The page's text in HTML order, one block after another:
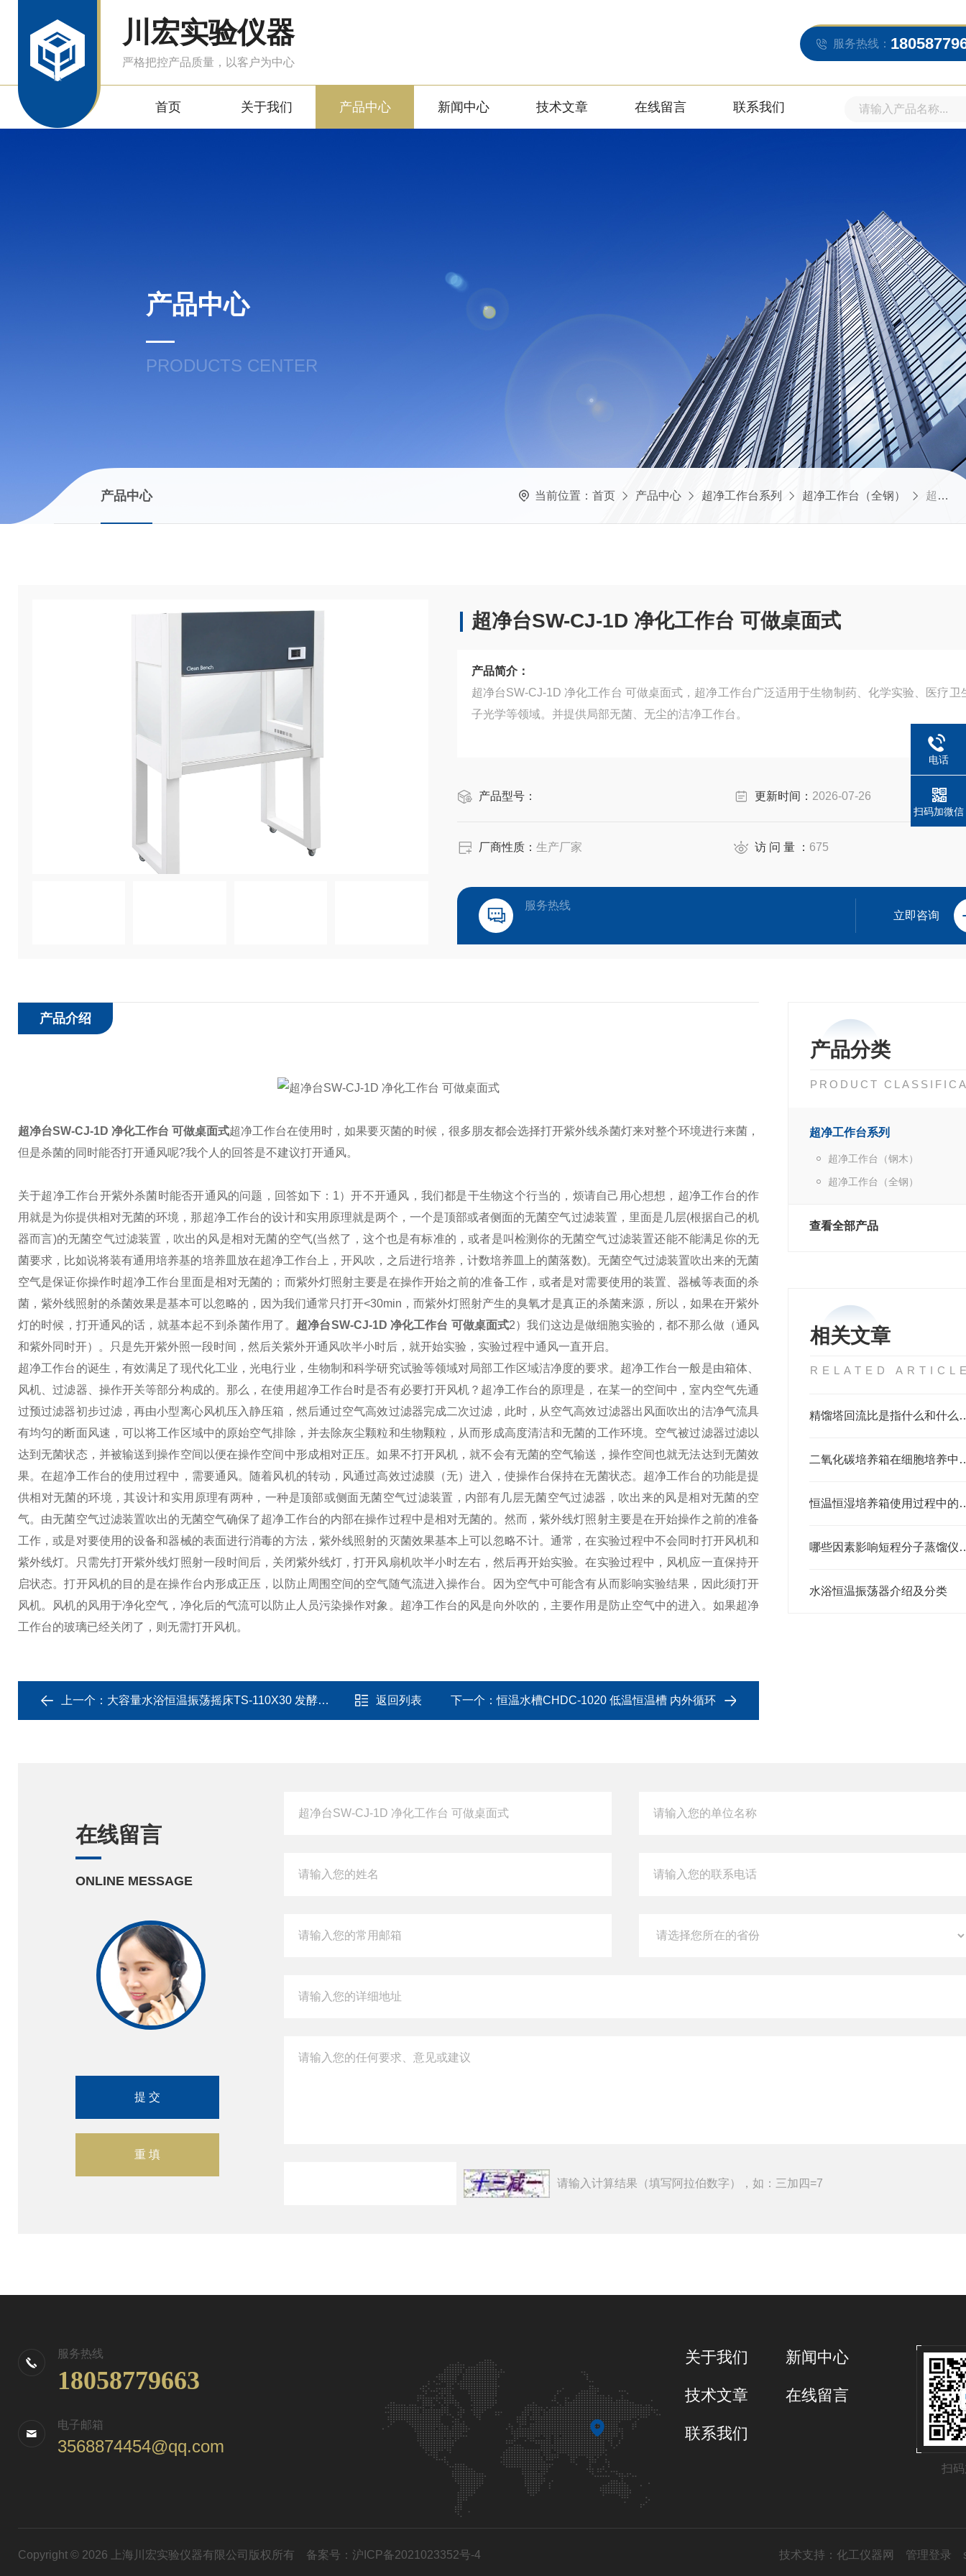
川宏实验仪器
严格把控产品质量，以客户为中心
服务热线：
首页 关于我们 产品中心 新闻中心 技术文章 在线留言 联系我们
产品中心
PRODUCTS CENTER
产品中心 当前位置： 首页 产品中心 超净工作台系列 超净工作台（全钢） 超净台SW-CJ-1D 净化工作台 可做桌面式
超净台SW-CJ-1D 净化工作台 可做桌面式
产品简介：
超净台SW-CJ-1D 净化工作台 可做桌面式，超净工作台广泛适用于生物制药、化学实验、医疗卫
子光学等领域。并提供局部无菌、无尘的洁净工作台。
产品型号： 更新时间： 2026-07-26
厂商性质： 生产厂家 访 问 量 ： 675
服务热线
立即咨询
产品分类
PRODUCT
超净工作台系列
超净工作台（钢木）
超净工作台（全钢）
查看全部产品
相关文章
RELATED
精馏塔回流
二氧化碳培养
恒温恒湿培养箱使用
哪些因素影响短
水浴恒温振荡器介绍及分类
产品介绍
超净台SW-CJ-1D 净化工作台 可做桌面式超净工作台在使用时，如果要灭菌的时候，很多朋友都会选择打开紫外线杀菌灯来对整个环境进行来菌，
但是杀菌的同时能否打开通风呢?我个人的回答是不建议打开通风。
关于超净工作台开紫外杀菌时能否开通风的问题，回答如下： 1）开不开通风，我们都是干生物这个行当的，烦请自己用心想想，超净工作台的作
用就是为你提供相对无菌的环境，那超净工作台的设计和实用原理就是两个，一个是顶部或者侧面的无菌空气过滤装置，里面是几层(根据自己的机
器而言)的无菌空气过滤装置，吹出的风是相对无菌的空气(当然了，这个也是有标准的，或者是叫检测你的无菌空气过滤装置还能不能满足你的无
菌要求，比如说将装有通用培养基的培养皿放在超净工作台上，开风吹，之后进行培养，计数培养皿上的菌落数)。无菌空气过滤装置吹出来的无菌
空气是保证你操作时超净工作台里面是相对无菌的；而紫外灯照射主要是在操作开始之前的准备工作，或者是对需要使用的装置、器械等表面的杀
菌，紫外线照射的杀菌效果是基本可以忽略的，因为我们通常只打开<30min，而紫外灯照射产生的臭氧才是真正的杀菌来源，所以，如果在开紫外
灯的时候，打开通风的话，就基本起不到杀菌作用了。 超净台SW-CJ-1D 净化工作台 可做桌面式2）我们这边是做细胞实验的，都不那么做（通风
和紫外同时开）。
只是先开紫外照一段时间，然后关紫外开通风吹半小时后，就开始实验，实验过程中通风一直开启。
超净工作台的诞生，有效满足了现代化工业，光电行业，生物制和科学研究试验等领域对局部工作区域洁净度的要求。超净工作台一般是由箱体、
风机、过滤器、操作开关等部分构成的。那么，在使用超净工作台时是否有必要打开风机？ 超净工作台的原理是，在某一的空间中，室内空气先通
过预过滤器初步过滤，再由小型离心风机压入静压箱，然后通过空气高效过滤器完成二次过滤，此时，从空气高效过滤器出风面吹出的洁净气流具
有均匀的断面风速，可以将工作区域中的原始空气排除，并去除灰尘颗粒和生物颗粒，从而形成高度清洁和无菌的工作环境。空气被过滤器过滤以
达到无菌状态，并被输送到操作空间以便在操作空间中形成相对正压。如果不打开风机，就不会有无菌的空气输送，操作空间也就无法达到无菌效
果。在超净工作台的使用过程中，需要通风。随着风机的转动，风通过高效过滤膜（无）进入，使操作台保持在无菌状态。超净工作台的功能是提
供相对无菌的环境，其设计和实用原理有两种，一种是顶部或侧面无菌空气过滤装置，内部有几层无菌空气过滤器，吹出来的风是相对无菌的空
气。由无菌空气过滤装置吹出的无菌空气确保了超净工作台的内部在操作过程中是相对无菌的。 然而，紫外线灯照射主要是在开始操作之前的准备
工作，或是对要使用的设备和器械的表面进行消毒的方法，紫外线照射的灭菌效果基本上可以忽略不计。通常，在实验过程中不会同时打开风机和
紫外线灯。只需先打开紫外线灯照射一段时间后，关闭紫外线灯，打开风扇机吹半小时左右，然后再开始实验。在实验过程中，风机应一直保持开
启状态。打开风机的目的是在操作台内形成正压，以防止周围空间的空气随气流进入操作台。因为空气中可能含有从而影响实验结果，因此须打开
风机。风机的风用于净化空气，净化后的气流可以防止人员污染操作对象。 超净工作台的风是向外吹的，主要作用是防止空气中的进入。如果超净
工作台的玻璃已经关闭了，则无需打开风机。
上一个： 大容量水浴恒温振荡摇床TS-110X30 发酵杂交 返回列表 下一个：恒温水槽CHDC-1020 低温恒温槽 内外循环
在线留言
ONLINE MESSAGE
请输入计算结果（填写阿拉伯数字），如：三加四=7
服务热线
18058779663
电子邮箱
3568874454@qq.com
扫
关于我们 新闻中心
技术文章 在线留言
联系我们
Copyright © 2026 上海川宏实验仪器有限公司版权所有 备案号：沪ICP备2021023352号-4 技术支持： 化工仪器网 管理登录
电话
扫码加微信